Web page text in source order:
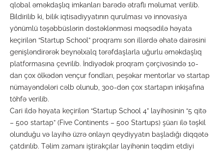
qlobal əməkdaşlıq imkanları barədə ətraflı məlumat verilib.
Bildirilib ki, bilik iqtisadiyyatının qurulması və innovasiya
yönümlü təşəbbüslərin dəstəklənməsi məqsədilə həyata
keçirilən “Startup School” proqramı son illərdə əhatə dairəsini
genişləndirərək beynəlxalq tərəfdaşlarla uğurlu əməkdaşlıq
platformasına çevrilib. İndiyədək proqram çərçivəsində 10-
dan çox ölkədən vençur fondları, peşəkar mentorlar və startap
nümayəndələri cəlb olunub, 300-dən çox startapın inkişafına
töhfə verilib.
Cari ildə həyata keçirilən “Startup School 4” layihəsinin “5 qitə
– 500 startap” (Five Continents – 500 Startups) şüarı ilə təşkil
olunduğu və layihə üzrə onlayn qeydiyyatın başladığı diqqətə
çatdırılıb. Təlim zamanı iştirakçılar layihənin təqdim etdiyi